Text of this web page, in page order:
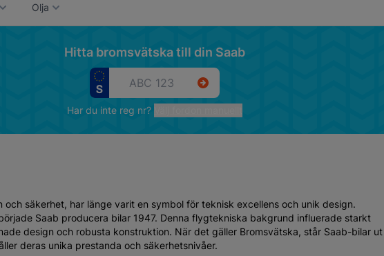
Olja
Hitta bromsvätska till din Saab
Har du inte reg nr?
säkerhet, har länge varit en symbol för teknisk excellens och unik design.
Saab producera bilar 1947. Denna flygtekniska bakgrund influerade starkt
design och robusta konstruktion. När det gäller Bromsvätska, står Saab-bilar ut
deras unika prestanda och säkerhetsnivåer.